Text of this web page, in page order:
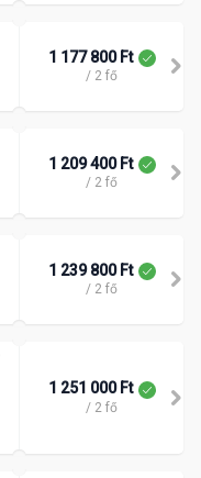
1 177 800 Ft
/ 2 fő
1 209 400 Ft
/ 2 fő
1 239 800 Ft
/ 2 fő
1 251 000 Ft
/ 2 fő